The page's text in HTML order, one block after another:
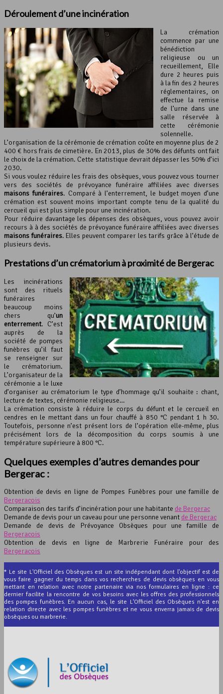
Déroulement d’une incinération
La crémation
commence par une
bénédiction
religieuse ou un
recueillement, Elle
dure 2 heures puis
à la fin des 2 heures
réglementaires, on
effectue la remise
de l’urne dans une
salle réservée à
cette cérémonie
solennelle.
L’organisation de la cérémonie de crémation coûte en moyenne plus de 2
400 € hors frais de cimetière. En 2013, plus de 30% des défunts ont fait
le choix de la crémation. Cette statistique devrait dépasser les 50% d’ici
2030.
Si vous voulez réduire les frais des obsèques, vous pouvez vous tourner
vers des sociétés de prévoyance funéraire affiliées avec diverses
maisons funéraires. Comparé à l’enterrement, le budget moyen d’une
crémation est souvent moins important compte tenu de la qualité du
cercueil qui est plus simple pour une incinération.
Pour réduire davantage les dépenses des obsèques, vous pouvez avoir
recours à à des sociétés de prévoyance funéraire affiliées avec diverses
maisons funéraires. Elles peuvent comparer les tarifs grâce à l’étude de
plusieurs devis.
Prestations d’un crématorium à proximité de Bergerac
Les incinérations
sont des rituels
funéraires
beaucoup moins
chers qu’un
enterrement. C’est
auprès de la
société de pompes
funèbres qu’il faut
se renseigner sur
le crématorium.
L’organisateur de la
cérémonie a le luxe
d’organiser au crématorium le type d’hommage qu’il souhaite : chant,
lecture de textes, cérémonie religieuse…
La crémation consiste à réduire le corps du défunt et le cercueil en
cendres en le mettant dans un four chauffé à 850 °C pendant 1 h 30.
Toutefois, personne n’est présent lors de l’opération elle-même, plus
précisément lors de la décomposition du corps soumis à une
température supérieure à 800 °C.
Quelques exemples d’autres demandes pour
Bergerac :
Obtention de devis en ligne de Pompes Funèbres pour une famille de
Bergeracois
Comparaison des tarifs d’incinération pour une habitante de Bergerac
Demande de devis pour un caveau pour une personne venant de Bergerac
Demande de devis de Prévoyance Obsèques pour une famille de
Bergeracois
Obtention de devis en ligne de Marbrerie Funéraire pour des
Bergeracois
* Le site L'Officiel des Obsèques est un site indépendant dont l'objectif est de
vous faire gagner du temps dans vos recherches de devis obsèques en vous
mettant en relation avec notre partenaire via nos formulaires en ligne : ce
dernier facilite la rencontre de vos besoins avec les offres des professionnels
des pompes funèbres. En aucun cas, le site L'Officiel des Obsèques n'est en
relation directe avec les pompes funèbres et ne vous enverra jamais de devis
obsèques ou marbrerie.